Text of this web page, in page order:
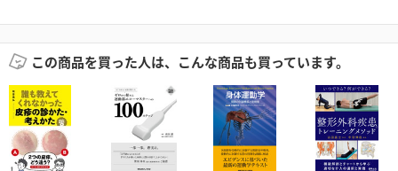
この商品を買った人は、こんな商品も買っています。